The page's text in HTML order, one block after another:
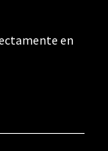
en